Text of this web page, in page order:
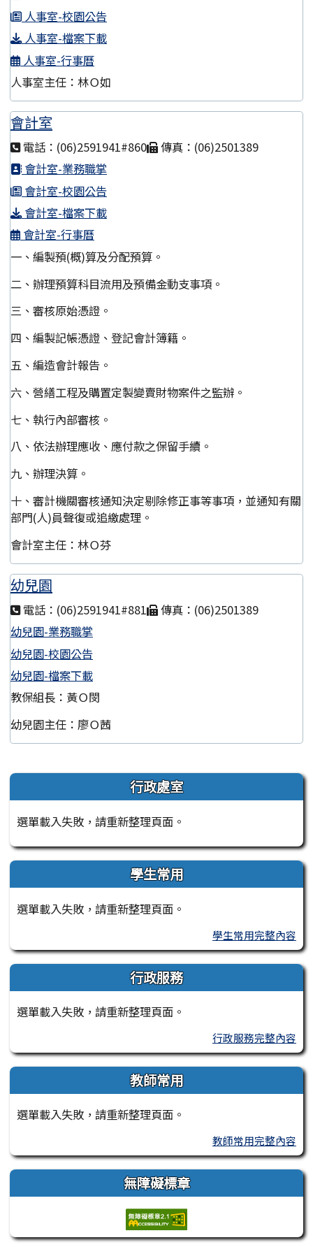
人事室-校園公告
人事室-檔案下載
人事室-行事曆
人事室主任：林Ｏ如
會計室
電話：(06)2591941#860
傳真：(06)2501389
會計室-業務職掌
會計室-校園公告
會計室-檔案下載
會計室-行事曆
一、編製預(概)算及分配預算。
二、辦理預算科目流用及預備金動支事項。
三、審核原始憑證。
四、編製記帳憑證、登記會計簿籍。
五、編造會計報告。
六、營繕工程及購置定製變賣財物案件之監辦。
七、執行內部審核。
八、依法辦理應收、應付款之保留手續。
九、辦理決算。
十、審計機關審核通知決定剔除修正事等事項，並通知有關
部門(人)員聲復或追繳處理。
會計室主任：林Ｏ芬
幼兒園
電話：(06)2591941#881
傳真：(06)2501389
幼兒園-業務職掌
幼兒園-校園公告
幼兒園-檔案下載
教保組長：黃Ｏ閔
幼兒園主任：廖Ｏ茜
左邊區域內容 行政處室
選單載入失敗，請重新整理頁面。
學生常用
選單載入失敗，請重新整理頁面。
學生常用完整內容
行政服務
選單載入失敗，請重新整理頁面。
行政服務完整內容
教師常用
選單載入失敗，請重新整理頁面。
教師常用完整內容
無障礙標章